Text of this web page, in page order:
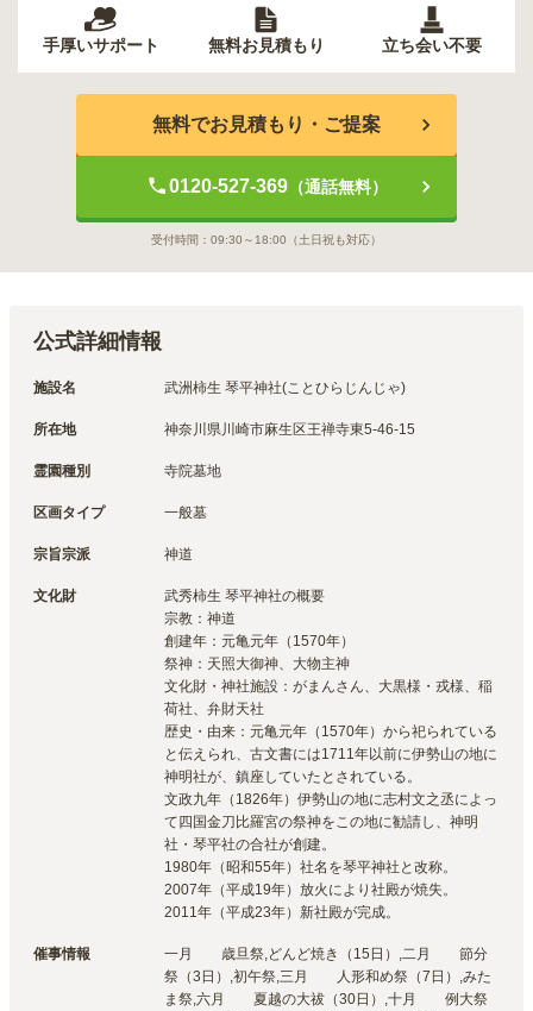
手厚いサポート 無料お見積もり 立ち会い不要
無料でお見積もり・ご提案
0120-527-369（通話無料）
受付時間： 09:30～18:00 （土日祝も対応）
公式詳細情報
施設名 武洲柿生 琴平神社(ことひらじんじゃ)
所在地 神奈川県川崎市麻生区王禅寺東5-46-15
霊園種別 寺院墓地
区画タイプ 一般墓
宗旨宗派 神道
文化財
武秀柿生 琴平神社の概要
宗教：神道
創建年：元亀元年（1570年）
祭神：天照大御神、大物主神
文化財・神社施設：がまんさん、大黒様・戎様、稲
荷社、弁財天社
歴史・由来：元亀元年（1570年）から祀られている
と伝えられ、古文書には1711年以前に伊勢山の地に
神明社が、鎮座していたとされている。
文政九年（1826年）伊勢山の地に志村文之丞によっ
て四国金刀比羅宮の祭神をこの地に勧請し、神明
社・琴平社の合社が創建。
1980年（昭和55年）社名を琴平神社と改称。
2007年（平成19年）放火により社殿が焼失。
2011年（平成23年）新社殿が完成。
催事情報
一月　　歳旦祭,どんど焼き（15日）,二月　　節分
祭（3日）,初午祭,三月　　人形和め祭（7日）,みた
ま祭,六月　　夏越の大祓（30日）,十月　　例大祭